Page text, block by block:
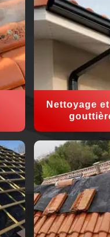
Nettoyage